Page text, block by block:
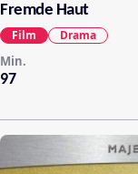
Fremde Haut
97
Min.
Film Drama